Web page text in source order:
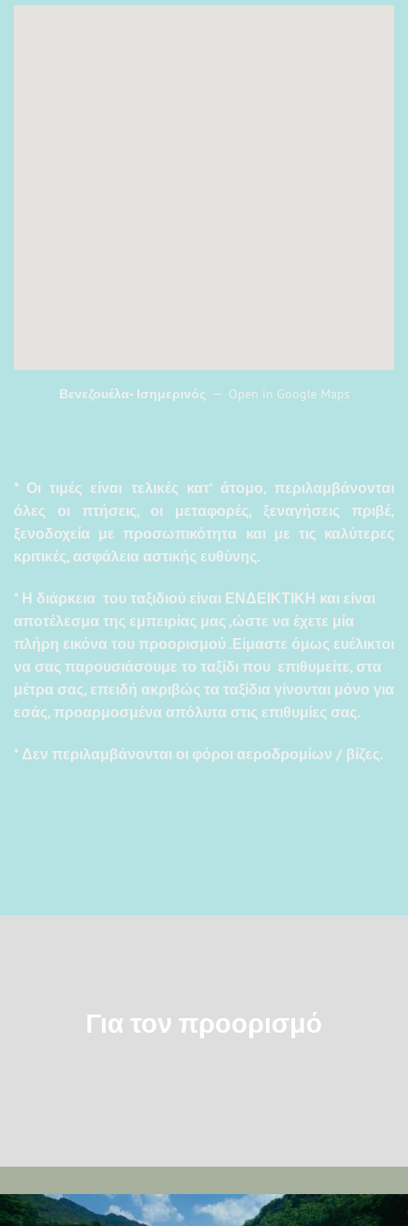
Βενεζουέλα- Ισημερινός — Open in Google Maps
* Οι τιμές είναι τελικές κατ’ άτομο, περιλαμβάνονται
όλες οι πτήσεις, οι μεταφορές, ξεναγήσεις πριβέ,
ξενοδοχεία με προσωπικότητα και με τις καλύτερες
κριτικές, ασφάλεια αστικής ευθύνης.
* Η διάρκεια του ταξιδιού είναι ΕΝΔΕΙΚΤΙΚΗ και είναι
αποτέλεσμα της εμπειρίας μας ,ώστε να έχετε μία
πλήρη εικόνα του προορισμού .Είμαστε όμως ευέλικτοι
να σας παρουσιάσουμε το ταξίδι που επιθυμείτε, στα
μέτρα σας, επειδή ακριβώς τα ταξίδια γίνονται μόνο για
εσάς, προαρμοσμένα απόλυτα στις επιθυμίες σας.
* Δεν περιλαμβάνονται οι φόροι αεροδρομίων / βίζες.
Για τον προορισμό